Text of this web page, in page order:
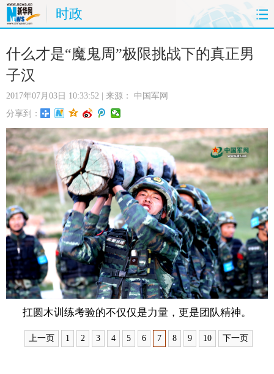
时政
首页 时政 国际 财经
娱乐
时尚 思客
港澳 台湾 华人 汽车
科技 能源 房产 公司
图片 视频 彩票
旅游 健康 信息化 数据
金融 公益 军事 无人机
富媒体 摄影 新华广播
什么才是“魔鬼周”极限挑战下的真正男
子汉
2017年07月03日 10:33:52 | 来源： 中国军网
分享到：
扛圆木训练考验的不仅仅是力量，更是团队精神。
上一页 1 2 3 4 5 6 7 8 9 10 下一页